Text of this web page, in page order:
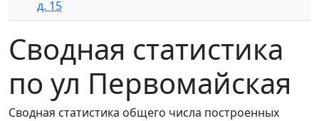
д. 15
Сводная статистика
по ул Первомайская
Сводная статистика общего числа построенных